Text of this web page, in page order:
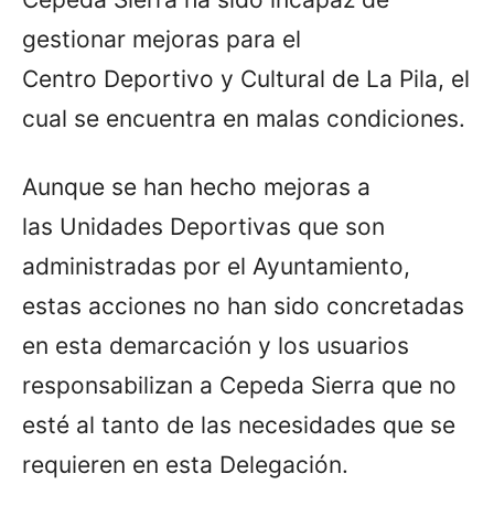
gestionar mejoras para el
Centro Deportivo y Cultural de La Pila, el
cual se encuentra en malas condiciones.
Aunque se han hecho mejoras a
las Unidades Deportivas que son
administradas por el Ayuntamiento,
estas acciones no han sido concretadas
en esta demarcación y los usuarios
responsabilizan a Cepeda Sierra que no
esté al tanto de las necesidades que se
requieren en esta Delegación.